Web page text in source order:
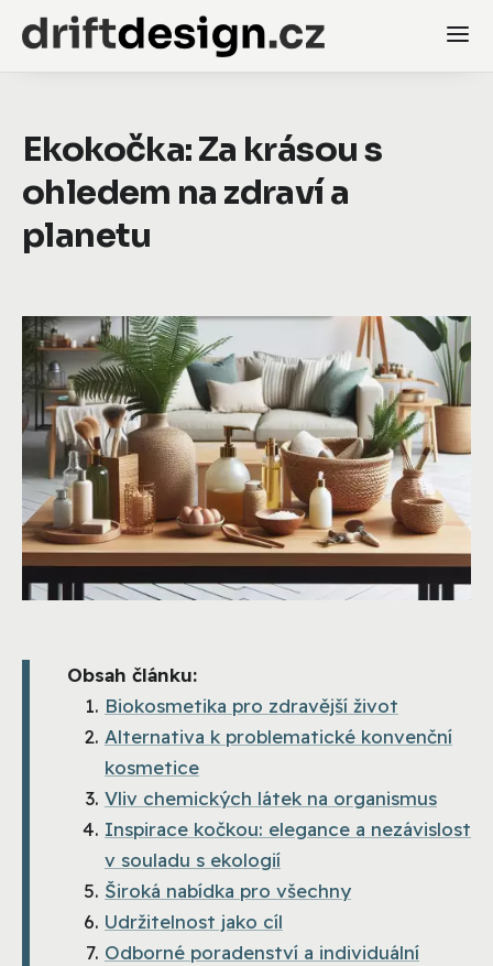
Ekokočka: Za krásou s
ohledem na zdraví a
planetu
Obsah článku:
Biokosmetika pro zdravější život
Alternativa k problematické konvenční
kosmetice
Vliv chemických látek na organismus
Inspirace kočkou: elegance a nezávislost
v souladu s ekologií
Široká nabídka pro všechny
Udržitelnost jako cíl
Odborné poradenství a individuální